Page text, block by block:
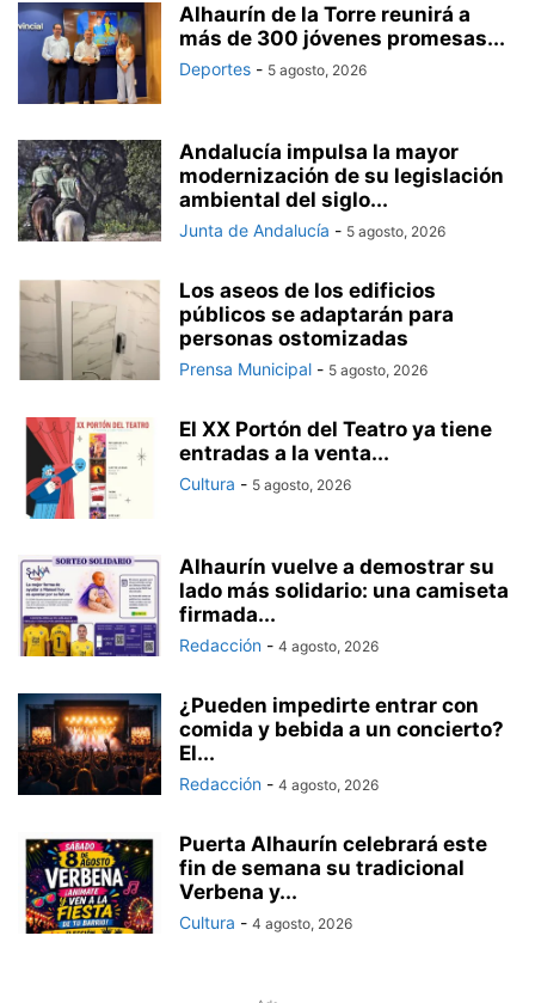
Alhaurín de la Torre reunirá a
más de 300 jóvenes promesas...
Deportes - 5 agosto, 2026
Andalucía impulsa la mayor
modernización de su legislación
ambiental del siglo...
Junta de Andalucía - 5 agosto, 2026
Los aseos de los edificios
públicos se adaptarán para
personas ostomizadas
Prensa Municipal - 5 agosto, 2026
El XX Portón del Teatro ya tiene
entradas a la venta...
Cultura - 5 agosto, 2026
Alhaurín vuelve a demostrar su
lado más solidario: una camiseta
firmada...
Redacción - 4 agosto, 2026
¿Pueden impedirte entrar con
comida y bebida a un concierto?
El...
Redacción - 4 agosto, 2026
Puerta Alhaurín celebrará este
fin de semana su tradicional
Verbena y...
Cultura - 4 agosto, 2026